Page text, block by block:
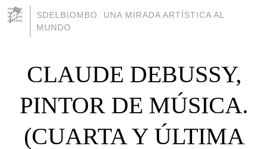
SDELBIOMBO. UNA MIRADA ARTÍSTICA AL
MUNDO
CLAUDE DEBUSSY,
PINTOR DE MÚSICA.
(CUARTA Y ÚLTIMA